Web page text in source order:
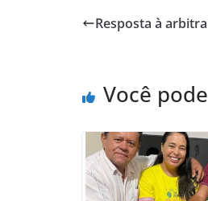
Resposta à
Você